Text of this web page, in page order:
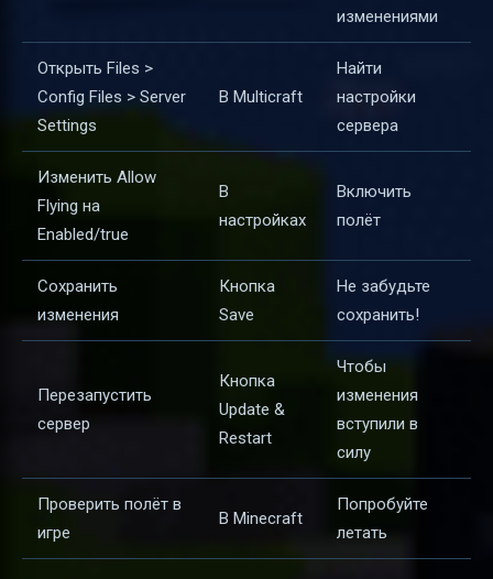
изменениями
Открыть Files >
Config Files > Server
Settings
В Multicraft
Найти
настройки
сервера
Изменить Allow
Flying на
Enabled/true
В
настройках
Включить
полёт
Сохранить
изменения
Кнопка
Save
Не забудьте
сохранить!
Перезапустить
сервер
Кнопка
Update &
Restart
Чтобы
изменения
вступили в
силу
Проверить полёт в
игре
В Minecraft
Попробуйте
летать